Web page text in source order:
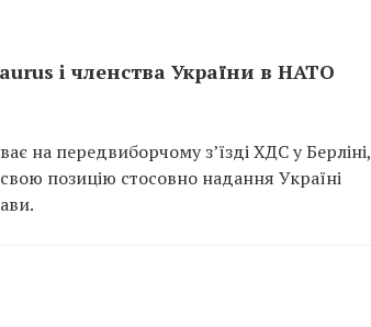
і членства України в НАТО
на передвиборчому зʼїзді ХДС у Берліні,
позицію стосовно надання Україні